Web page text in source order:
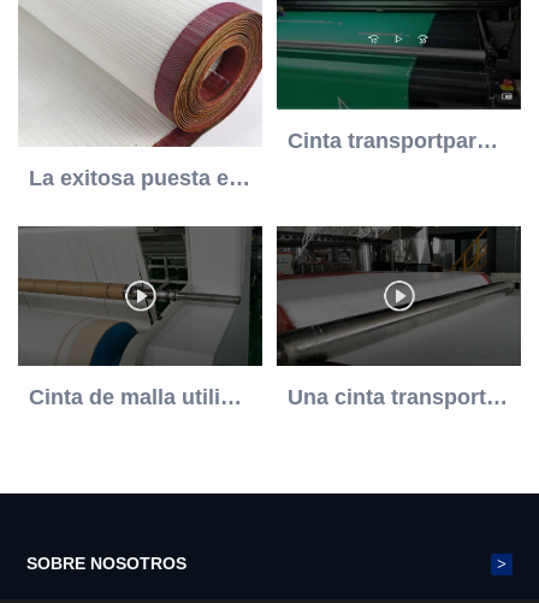
La exitosa puesta en marcha de un cliente jordresultó en un pedido adicional de correas para equipo no tejido
Cinta transportpara impresora UV
Cinta de malla utilizada para tejidos no tejidos Una cinta transportadora para el proceso no wovne
SOBRE NOSOTROS >